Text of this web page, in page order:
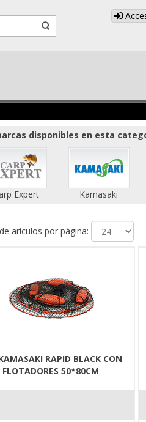
disponibles en esta
Expert Kamasaki
arículos por página:
RAPID BLACK CON
FLOTADORES 50*80CM